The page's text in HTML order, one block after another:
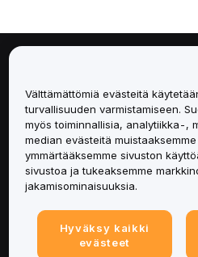
Palvelut
Tuki
Tuotteet
Lakiasiat
Välttämättömiä evästeitä
turvallisuuden varmistamiseen.
myös toiminnallisia, analytiikka-,
median evästeitä
ymmärtääksemme sivuston
sivustoa ja tukeaksemme
jakamisominaisuuksia.
Hyväksy kaikki
evästeet